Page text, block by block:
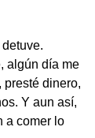
algún día me
presté dinero,
Y aun así,
a comer lo